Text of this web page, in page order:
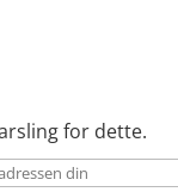
for dette.